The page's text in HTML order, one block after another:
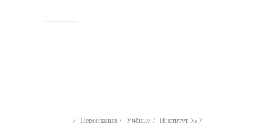
Персоналии Учёные Институт № 7